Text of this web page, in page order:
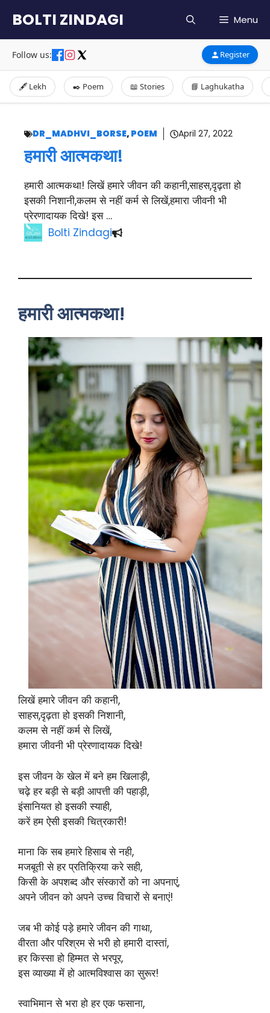
content
BOLTI ZINDAGI Menu
Follow us: Register
🖋️ Lekh ✒️ Poem 📖 Stories 📘 Laghukatha
DR_MADHVI_BORSE, POEM April 27, 2022
हमारी आत्मकथा!
हमारी आत्मकथा! लिखें हमारे जीवन की कहानी,साहस,दृढ़ता हो
इसकी निशानी,कलम से नहीं कर्म से लिखें,हमारा जीवनी भी
प्रेरणादायक दिखे! इस …
Bolti Zindagi
हमारी आत्मकथा!
लिखें हमारे जीवन की कहानी,
साहस,दृढ़ता हो इसकी निशानी,
कलम से नहीं कर्म से लिखें,
हमारा जीवनी भी प्रेरणादायक दिखे!
इस जीवन के खेल में बने हम खिलाड़ी,
चढ़े हर बड़ी से बड़ी आपत्ती की पहाड़ी,
इंसानियत हो इसकी स्याही,
करें हम ऐसी इसकी चित्रकारी!
माना कि सब हमारे हिसाब से नही,
मजबूती से हर प्रतिक्रिया करे सही,
किसी के अपशब्द और संस्कारों को ना अपनाएं,
अपने जीवन को अपने उच्च विचारों से बनाएं!
जब भी कोई पड़े हमारे जीवन की गाथा,
वीरता और परिश्रम से भरी हो हमारी दास्तां,
हर किस्सा हो हिम्मत से भरपूर,
इस व्याख्या में हो आत्मविश्वास का सुरूर!
स्वाभिमान से भरा हो हर एक फसाना,